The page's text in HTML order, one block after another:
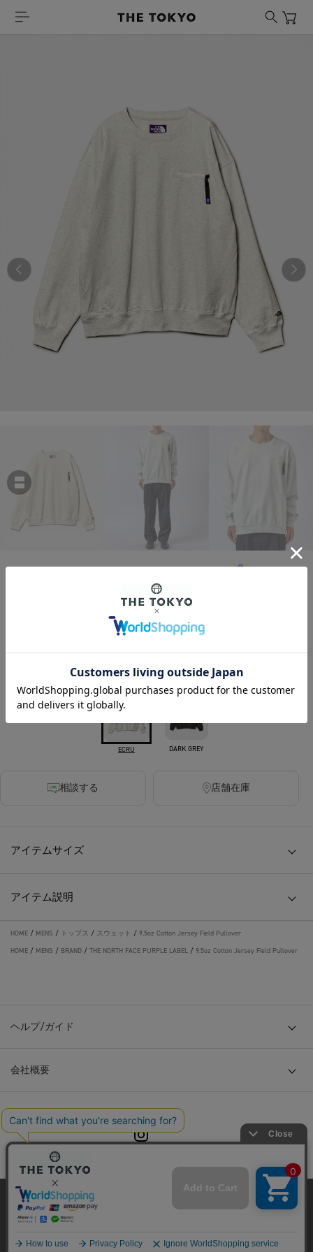
THE NORTH FACE PURPLE LABEL
9.5oz Cotton Jersey Field Pullover
￥15,400
140ポイント付与
カラー
ECRU DARK GREY
相談する 店舗在庫
アイテムサイズ
アイテム説明
HOME / MENS / トップス / スウェット / 9.5oz Cotton Jersey Field Pullover
HOME / MENS / BRAND / THE NORTH FACE PURPLE LABEL / 9.5oz Cotton Jersey Field Pullover
ヘルプ/ガイド
会社概要
© TOKYO BASE CO., LTD
当サイトはクッキー(cookie)を使用します。クッキーはサイト内
の一部の機能および、サイトの使用状況の分析からマーケティ
ング活動に利用することを目的としています。
プライバシーポリシーはこちら